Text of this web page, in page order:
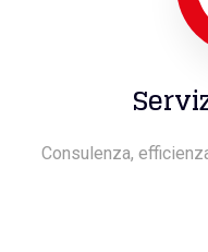
Consulenza,